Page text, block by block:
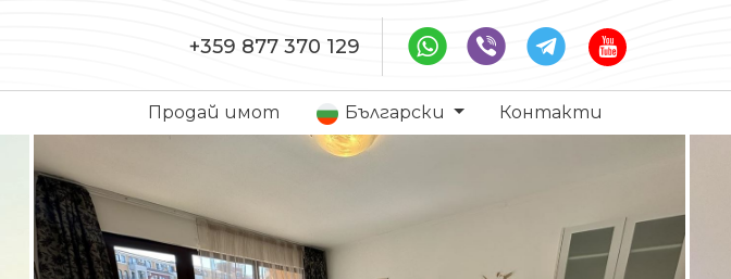
+359 877 370 129
Продай имот Български Контакти